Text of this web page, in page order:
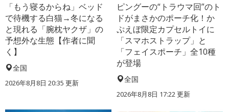
「もう寝るからね」ベッド
で待機する白猫→冬になる
と現れる「腕枕ヤクザ」の
予想外な生態【作者に聞
く】
全国
2026年8月8日 20:35 更新
ピングーの“トラウマ回”のト
ドがまさかのポーチ化！か
ぷえぼ限定カプセルトイに
「スマホストラップ」と
「フェイスポーチ」全10種
が登場
全国
2026年8月8日 17:22更新